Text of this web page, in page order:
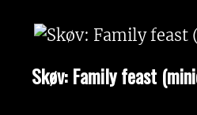
Skøv: Family feast